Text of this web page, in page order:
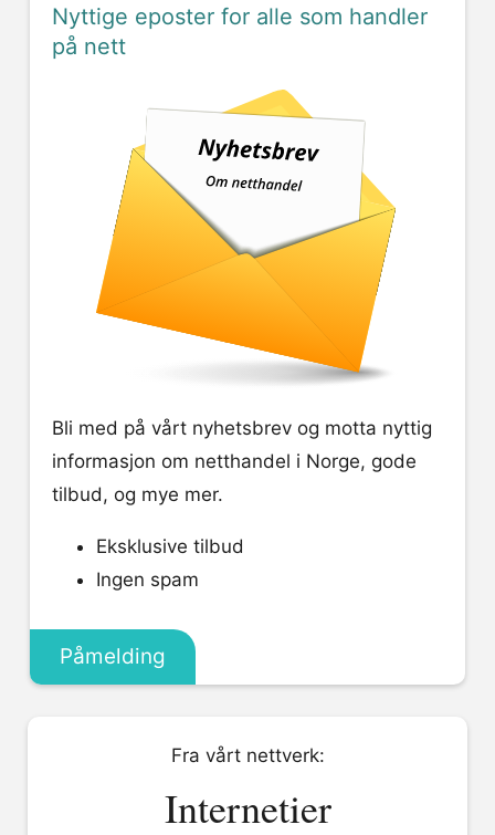
Nyttige eposter for alle som handler
på nett
Bli med på vårt nyhetsbrev og motta nyttig
informasjon om netthandel i Norge, gode
tilbud, og mye mer.
Eksklusive tilbud
Ingen spam
Påmelding
Fra vårt nettverk:
Internetier